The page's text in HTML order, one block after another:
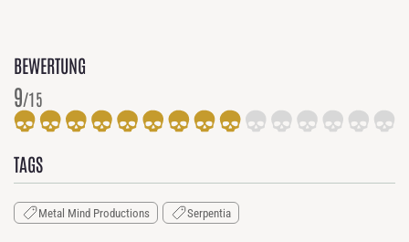
BEWERTUNG
9/15
TAGS
Metal Mind Productions Serpentia